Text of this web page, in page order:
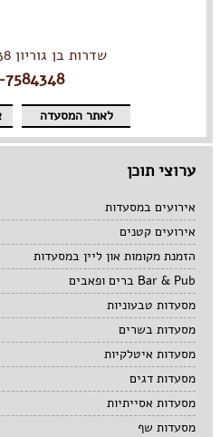
שדרות בן גוריון 38, חיפה
לאתר המסעדה
ערוצי תוכן
אירועים במסעדות
אירועים קטנים
הזמנת מקומות און ליין במסעדות
Bar & Pub ברים ופאבים
מסעדות טבעוניות
מסעדות בשרים
מסעדות איטלקיות
מסעדות דגים
מסעדות אסייתיות
מסעדות שף